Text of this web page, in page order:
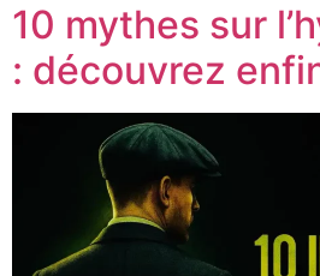
10 mythes sur
: découvrez